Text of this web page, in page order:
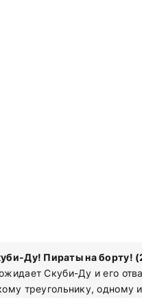
Ду! Пираты на борту!
Скуби-Ду и его
треугольнику, одному